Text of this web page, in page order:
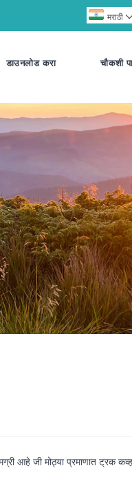
मराठी
डाउनलोड करा चौकशी
आहे जी मोठ्या प्रमाणात